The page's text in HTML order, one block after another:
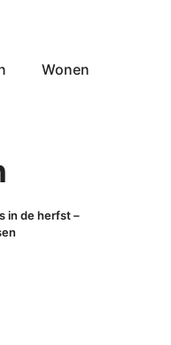
Wonen
in de herfst –